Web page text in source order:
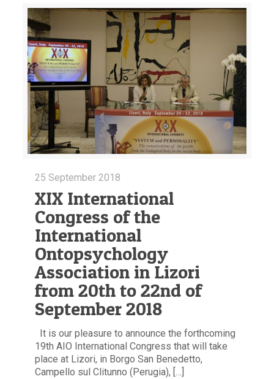
25 September 2018
XIX International
Congress of the
International
Ontopsychology
Association in Lizori
from 20th to 22nd of
September 2018
It is our pleasure to announce the forthcoming
19th AIO International Congress that will take
place at Lizori, in Borgo San Benedetto,
Campello sul Clitunno (Perugia), […]